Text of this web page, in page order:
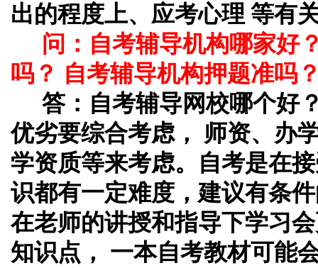
出的程度上、应考心理 等有
问：自考辅导机构哪家好
吗？ 自考辅导机构押题准吗
答：自考辅导网校哪个好
优劣要综合考虑， 师资、办
学资质等来考虑。自考是在
识都有一定难度，建议有条
在老师的讲授和指导下学习
知识点， 一本自考教材可能